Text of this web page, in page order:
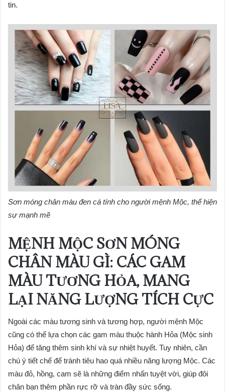
tin.
Sơn móng chân màu đen cá tính cho người mệnh Mộc, thể hiện
sự mạnh mẽ
MỆNH MỘC SƠN MÓNG
CHÂN MÀU GÌ: CÁC GAM
MÀU TƯƠNG HỎA, MANG
LẠI NĂNG LƯỢNG TÍCH CỰC
Ngoài các màu tương sinh và tương hợp, người mệnh Mộc
cũng có thể lựa chọn các gam màu thuộc hành Hỏa (Mộc sinh
Hỏa) để tăng thêm sinh khí và sự nhiệt huyết. Tuy nhiên, cần
chú ý tiết chế để tránh tiêu hao quá nhiều năng lượng Mộc. Các
màu đỏ, hồng, cam sẽ là những điểm nhấn tuyệt vời, giúp đôi
chân bạn thêm phần rực rỡ và tràn đầy sức sống.